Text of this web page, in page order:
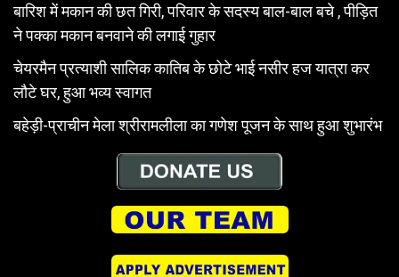
बारिश में मकान की छत गिरी, परिवार के सदस्य बाल-बाल बचे , पीड़ित
ने पक्का मकान बनवाने की लगाई गुहार
चेयरमैन प्रत्याशी सालिक कातिब के छोटे भाई नसीर हज यात्रा कर
लौटे घर, हुआ भव्य स्वागत
बहेड़ी-प्राचीन मेला श्रीरामलीला का गणेश पूजन के साथ हुआ शुभारंभ